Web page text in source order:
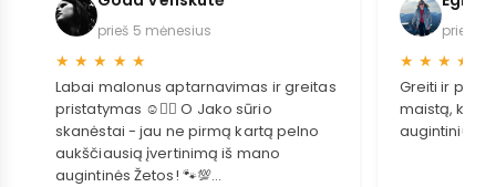
prieš 5 mėnesius
★ ★ ★ ★ ★
Labai malonus aptarnavimas ir greitas
pristatymas ☺️👌🏻 O Jako sūrio
skanėstai - jau ne pirmą kartą pelno
aukščiausią įvertinimą iš mano
augintinės Žetos! 🐾💯
prieš 2
★ ★ ★ ★
Greiti ir
maistą, kuris
augintiniui.